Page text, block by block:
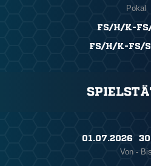
Pokal
FS/H/K-
FS/H/K-FS/
01.07.2026
Von - Bis